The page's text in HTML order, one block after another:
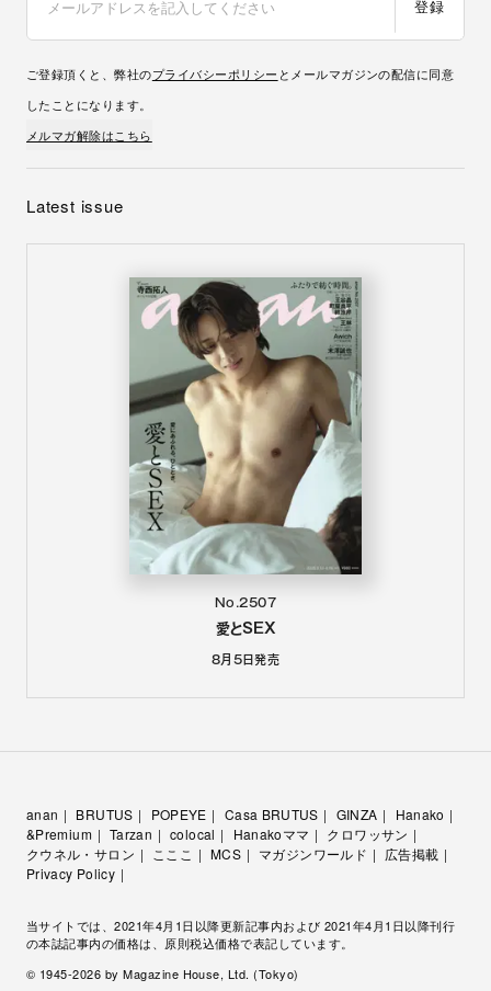
登録
ご登録頂くと、弊社のプライバシーポリシー とメールマガジンの配信に同意
したことになります。
メルマガ解除はこちら
Latest issue
No.2507
愛とSEX
8月5日発売
anan BRUTUS POPEYE Casa BRUTUS GINZA
Hanako
&Premium
Tarzan colocal Hanakoママ
クロワッサン
クウネル・サロン
こここ MCS マガジンワールド
広告掲載
Privacy Policy
当サイトでは、2021年4月1日以降更新記事内および 2021年4月1日以降刊行
の本誌記事内の価格は、原則税込価格で表記しています。
© 1945-2026 by Magazine House, Ltd. (Tokyo)